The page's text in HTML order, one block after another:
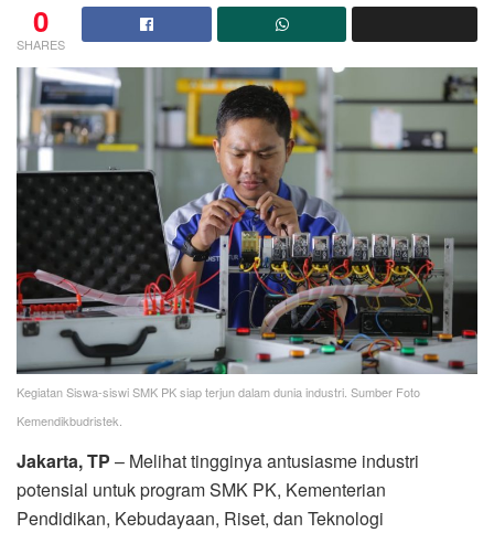
0
SHARES
Kegiatan Siswa-siswi SMK PK siap terjun dalam dunia industri. Sumber Foto
Kemendikbudristek.
Jakarta, TP – Melihat tingginya antusiasme industri
potensial untuk program SMK PK, Kementerian
Pendidikan, Kebudayaan, Riset, dan Teknologi